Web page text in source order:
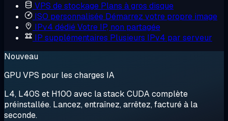
VPS de stockage Plans à gros disque
ISO personnalisée Démarrez votre propre image
IPv4 dédiéVotre IP, non partagée
IP supplémentaires Plusieurs IPv4 par serveur
Nouveau
GPU VPS pour les charges IA
L4, L40S et H100 avec la stack CUDA complète
préinstallée. Lancez, entraînez, arrêtez, facturé à la
seconde.